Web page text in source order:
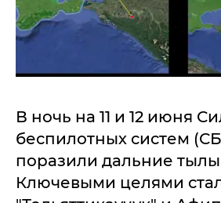
В ночь на 11 и 12 июня
беспилотных систем
поразили дальние тылы
Ключевыми целями